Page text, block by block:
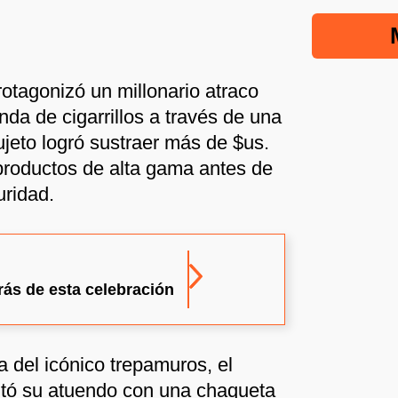
un millonario atraco
de cigarrillos a través de una
logró sustraer más de $us.
de alta gama antes de
de esta celebración
del icónico trepamuros, el
su atuendo con una chaqueta